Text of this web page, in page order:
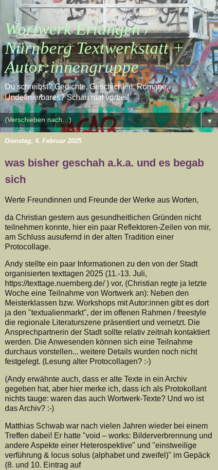
Wortwerk Erlangen /
Nürnberg Textwerkstatt +
Autor:innengruppe
Du schreibst? Gedichte, Geschichten, Romane,
Undefinierbares? Schau mal vorbei!
▼
Dienstag, 4. Februar 2025
was bisher geschah a.k.a. und es begab
sich
Werte Freundinnen und Freunde der Werke aus Worten,
da Christian gestern aus gesundheitlichen Gründen nicht
teilnehmen konnte, hier ein paar Reflektoren-Zeilen von mir,
am Schluss ausufernd in der alten Tradition einer
Protocollage.
Andy stellte ein paar Informationen zu den von der Stadt
organisierten texttagen 2025 (11.-13. Juli,
https://texttage.nuernberg.de/ ) vor, (Christian regte ja letzte
Woche eine Teilnahme von Wortwerk an): Neben den
Meisterklassen bzw. Workshops mit Autor:innen gibt es dort
ja den "textualienmarkt", der im offenen Rahmen / freestyle
die regionale Literaturszene präsentiert und vernetzt. Die
Ansprechpartnerin der Stadt sollte relativ zeitnah kontaktiert
werden. Die Anwesenden können sich eine Teilnahme
durchaus vorstellen... weitere Details wurden noch nicht
festgelegt. (Lesung alter Protocollagen? :-)
(Andy erwähnte auch, dass er alte Texte in ein Archiv
gegeben hat, aber hier merke ich, dass ich als Protokollant
nichts tauge: waren das auch Wortwerk-Texte? Und wo ist
das Archiv? :-)
Matthias Schwab war nach vielen Jahren wieder bei einem
Treffen dabei! Er hatte "void – works: Bilderverbrennung und
andere Aspekte einer Heterospektive" und "einstweilige
verführung & locus solus (alphabet und zweifel)" im Gepäck
(8. und 10. Eintrag auf